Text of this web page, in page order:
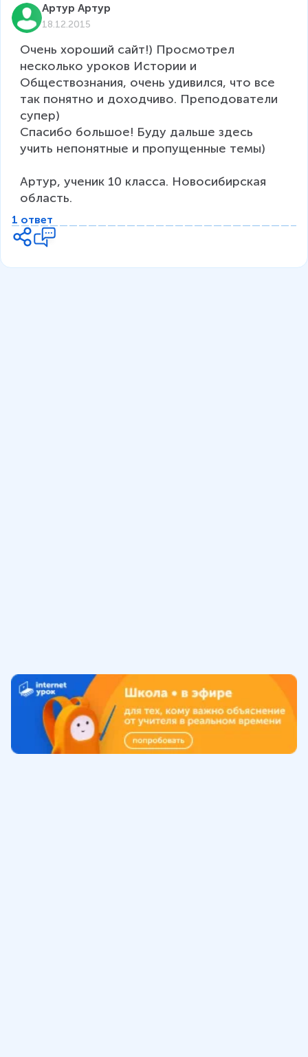
Артур Артур
18.12.2015
Очень хороший сайт!) Просмотрел
несколько уроков Истории и
Обществознания, очень удивился, что все
так понятно и доходчиво. Преподователи
супер)
Спасибо большое! Буду дальше здесь
учить непонятные и пропущенные темы)
Артур, ученик 10 класса. Новосибирская
область.
1 ответ